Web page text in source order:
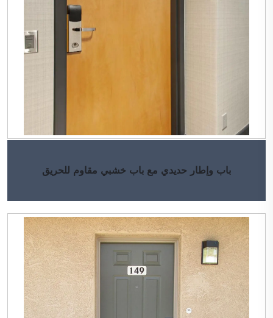
باب وإطار حديدي مع باب خشبي مقاوم للحريق